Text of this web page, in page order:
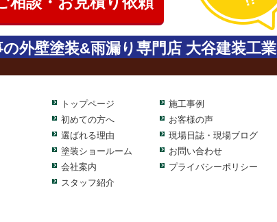
外壁塗装&雨漏り専門店 大谷建装工業
トップページ
初めての方へ
選ばれる理由
塗装ショールーム
会社案内
スタッフ紹介
施工事例
お客様の声
現場日誌・現場ブログ
お問い合わせ
プライバシーポリシー